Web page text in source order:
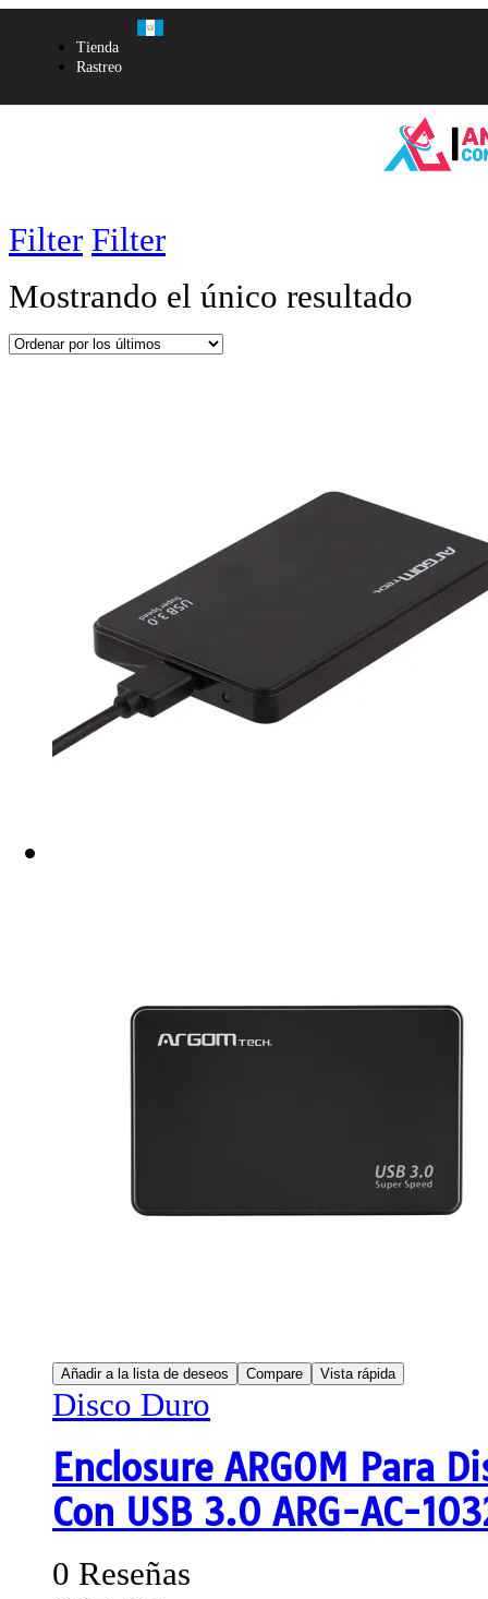
Tienda
Rastreo
Filter Filter
Mostrando el único resultado
Añadir a la lista de deseos Compare Vista rápida
Disco Duro
Enclosure ARGOM Para
Con USB 3.0 ARG-AC-
0 Reseñas